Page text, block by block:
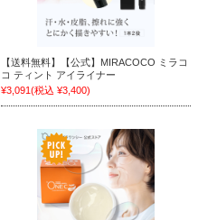
【送料無料】【公式】MIRACOCO ミラコ
コ ティント アイライナー
¥3,091(税込 ¥3,400)